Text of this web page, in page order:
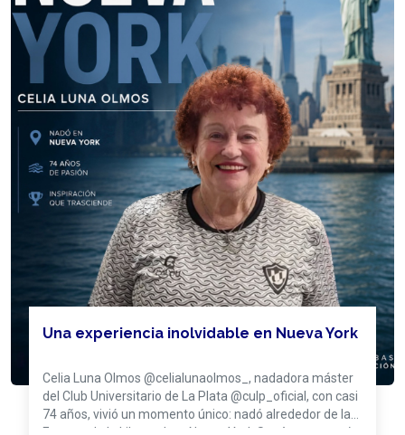
Una experiencia inolvidable en Nueva York
Celia Luna Olmos @celialunaolmos_, nadadora máster
del Club Universitario de La Plata @culp_oficial, con casi
74 años, vivió un momento único: nadó alrededor de la
Estatua de la Libertad, en Nueva York.Según nos contó,